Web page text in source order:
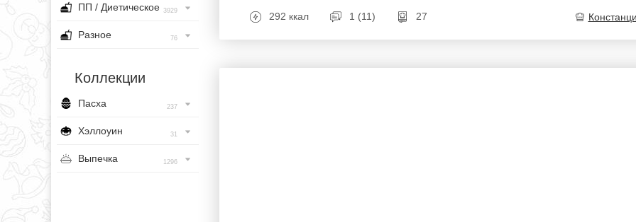
ПП / Диетическое 3929
Разное 76
Коллекции
Пасха 237
Хэллоуин 31
Выпечка 1296
292 ккал 1 (11) 27